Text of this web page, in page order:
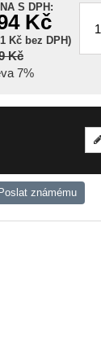
S DPH:
Kč
Kč bez DPH)
Kč
7%
známému